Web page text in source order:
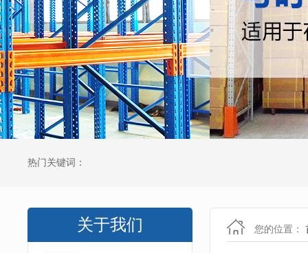
热门关键词：
关于我们 您的位置：